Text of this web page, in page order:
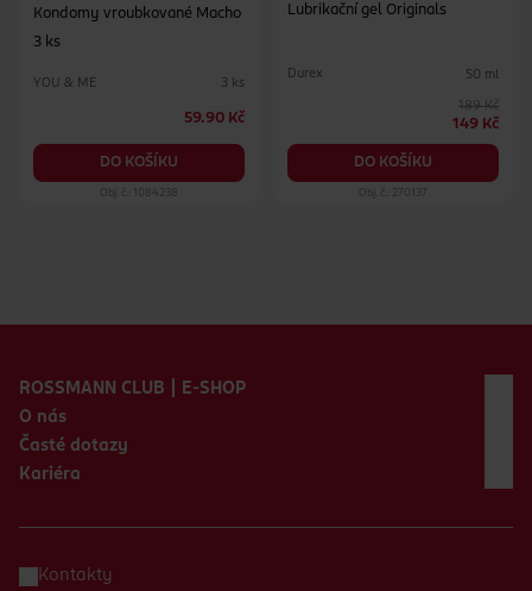
Kondomy vroubkované Macho
3 ks
YOU & ME 3 ks
59.90 Kč
DO KOŠÍKU
Obj. č.: 1084238
Lubrikační gel Originals
Durex 50 ml
189 Kč
149 Kč
DO KOŠÍKU
Obj. č.: 270137
ROSSMANN CLUB | E-SHOP
O nás
Časté dotazy
Kariéra
Kontakty